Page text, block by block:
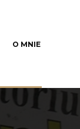
O MNIE